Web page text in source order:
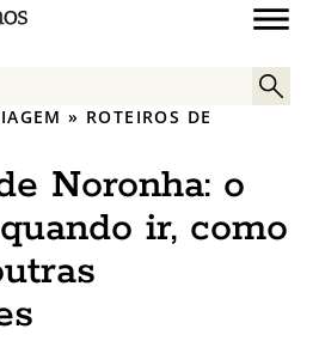
» ROTEIROS DE
Noronha: o
ir, como